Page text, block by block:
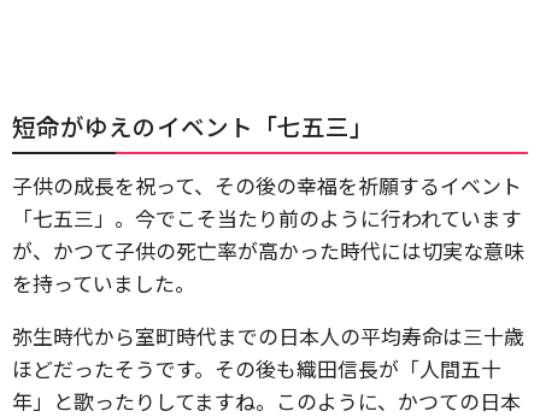
短命がゆえのイベント「七五三」
子供の成長を祝って、その後の幸福を祈願するイベント
「七五三」。今でこそ当たり前のように行われています
が、かつて子供の死亡率が高かった時代には切実な意味
を持っていました。
弥生時代から室町時代までの日本人の平均寿命は三十歳
ほどだったそうです。その後も織田信長が「人間五十
年」と歌ったりしてますね。このように、かつての日本